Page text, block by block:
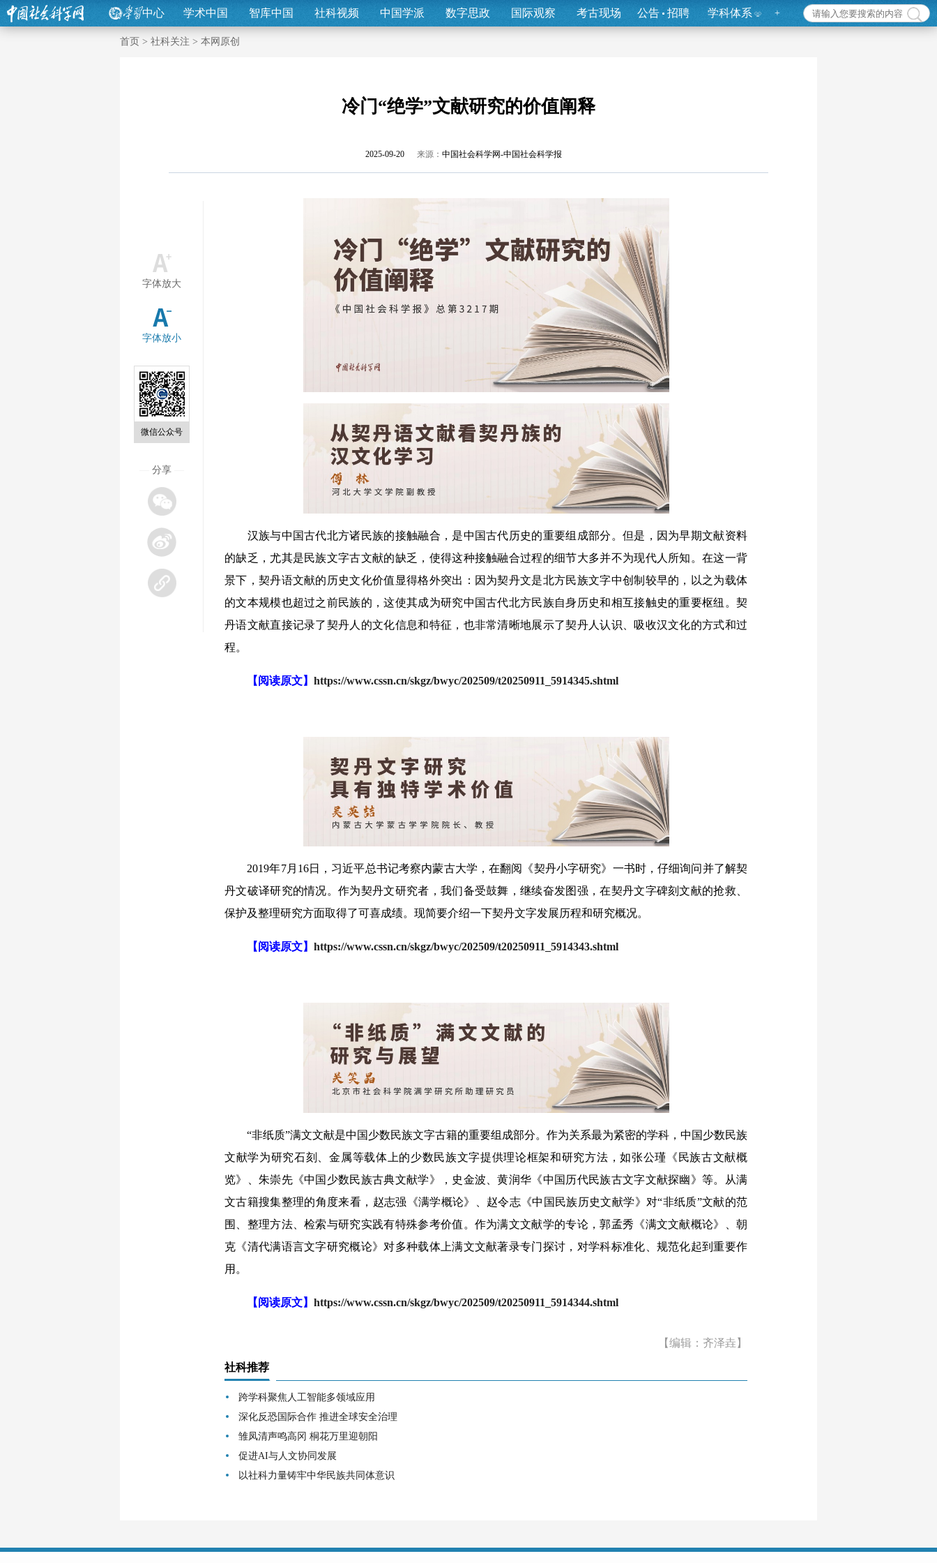
中心 学术中国 智库中国 社科视频 中国学派 数字思政 国际观察 考古现场 公告 招聘 学科体系 +
首页 > 社科关注 > 本网原创
冷门“绝学”文献研究的价值阐释
2025-09-20 来源： 中国社会科学网-中国社会科学报
字体放大
字体放小
微信公众号
分享
汉族与中国古代北方诸民族的接触融合，是中国古代历史的重要组成部分。但是，因为早期文献资料
的缺乏，尤其是民族文字古文献的缺乏，使得这种接触融合过程的细节大多并不为现代人所知。在这一背
景下，契丹语文献的历史文化价值显得格外突出：因为契丹文是北方民族文字中创制较早的，以之为载体
的文本规模也超过之前民族的，这使其成为研究中国古代北方民族自身历史和相互接触史的重要枢纽。契
丹语文献直接记录了契丹人的文化信息和特征，也非常清晰地展示了契丹人认识、吸收汉文化的方式和过
程。
【阅读原文】 https://www.cssn.cn/skgz/bwyc/202509/t20250911_5914345.shtml
2019年7月16日，习近平总书记考察内蒙古大学，在翻阅《契丹小字研究》一书时，仔细询问并了解契
丹文破译研究的情况。作为契丹文研究者，我们备受鼓舞，继续奋发图强，在契丹文字碑刻文献的抢救、
保护及整理研究方面取得了可喜成绩。现简要介绍一下契丹文字发展历程和研究概况。
【阅读原文】 https://www.cssn.cn/skgz/bwyc/202509/t20250911_5914343.shtml
“非纸质”满文文献是中国少数民族文字古籍的重要组成部分。作为关系最为紧密的学科，中国少数民族
文献学为研究石刻、金属等载体上的少数民族文字提供理论框架和研究方法，如张公瑾《民族古文献概
览》、朱崇先《中国少数民族古典文献学》，史金波、黄润华《中国历代民族古文字文献探幽》等。从满
文古籍搜集整理的角度来看，赵志强《满学概论》、赵令志《中国民族历史文献学》对“非纸质”文献的范
围、整理方法、检索与研究实践有特殊参考价值。作为满文文献学的专论，郭孟秀《满文文献概论》、朝
克《清代满语言文字研究概论》对多种载体上满文文献著录专门探讨，对学科标准化、规范化起到重要作
用。
【阅读原文】 https://www.cssn.cn/skgz/bwyc/202509/t20250911_5914344.shtml
【编辑：齐泽垚】
社科推荐
跨学科聚焦人工智能多领域应用
深化反恐国际合作 推进全球安全治理
雏凤清声鸣高冈 桐花万里迎朝阳
促进AI与人文协同发展
以社科力量铸牢中华民族共同体意识